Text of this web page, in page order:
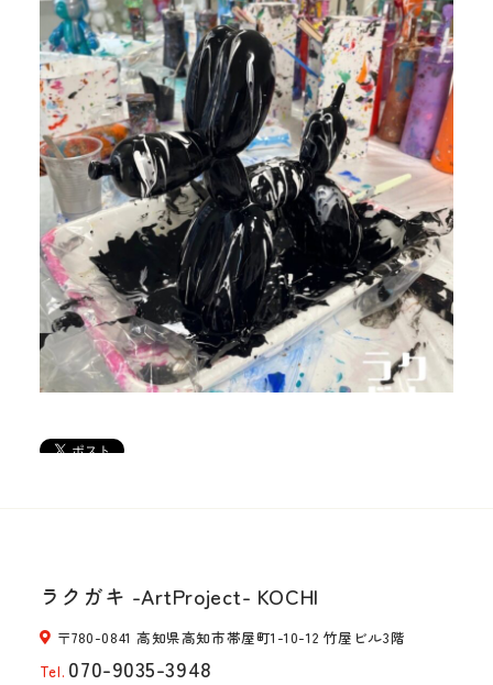
ラクガキ -ArtProject- KOCHI
〒780-0841 高知県高知市帯屋町1-10-12 竹屋ビル3階
Tel. 070-9035-3948